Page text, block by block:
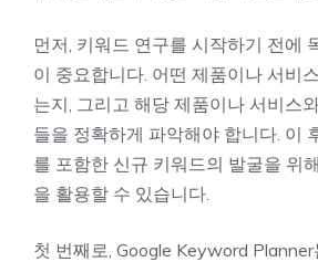
먼저, 키워드 연구를 시작하기 전에
이 중요합니다. 어떤 제품이나 서비
는지, 그리고 해당 제품이나 서비스
들을 정확하게 파악해야 합니다. 이
를 포함한 신규 키워드의 발굴을 위
을 활용할 수 있습니다.
첫 번째로, Google Keyword